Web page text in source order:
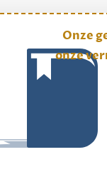
Onze
onze